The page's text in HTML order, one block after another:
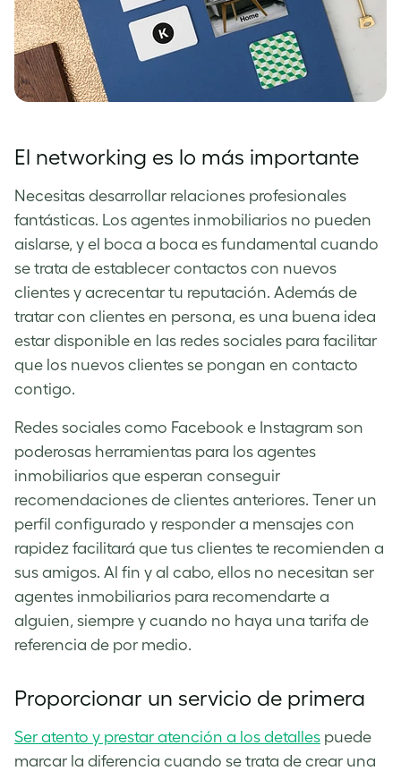
El networking es lo más importante
Necesitas desarrollar relaciones profesionales
fantásticas. Los agentes inmobiliarios no pueden
aislarse, y el boca a boca es fundamental cuando
se trata de establecer contactos con nuevos
clientes y acrecentar tu reputación. Además de
tratar con clientes en persona, es una buena idea
estar disponible en las redes sociales para facilitar
que los nuevos clientes se pongan en contacto
contigo.
Redes sociales como Facebook e Instagram son
poderosas herramientas para los agentes
inmobiliarios que esperan conseguir
recomendaciones de clientes anteriores. Tener un
perfil configurado y responder a mensajes con
rapidez facilitará que tus clientes te recomienden a
sus amigos. Al fin y al cabo, ellos no necesitan ser
agentes inmobiliarios para recomendarte a
alguien, siempre y cuando no haya una tarifa de
referencia de por medio.
Proporcionar un servicio de primera
Ser atento y prestar atención a los detalles puede
marcar la diferencia cuando se trata de crear una